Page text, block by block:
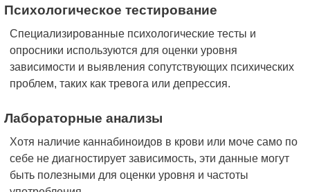
Психологическое тестирование
Специализированные психологические тесты и
опросники используются для оценки уровня
зависимости и выявления сопутствующих психических
проблем, таких как тревога или депрессия.
Лабораторные анализы
Хотя наличие каннабиноидов в крови или моче само по
себе не диагностирует зависимость, эти данные могут
быть полезными для оценки уровня и частоты